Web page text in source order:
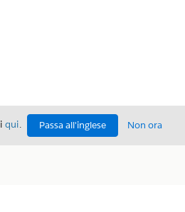
qui. Passa all'inglese Non ora